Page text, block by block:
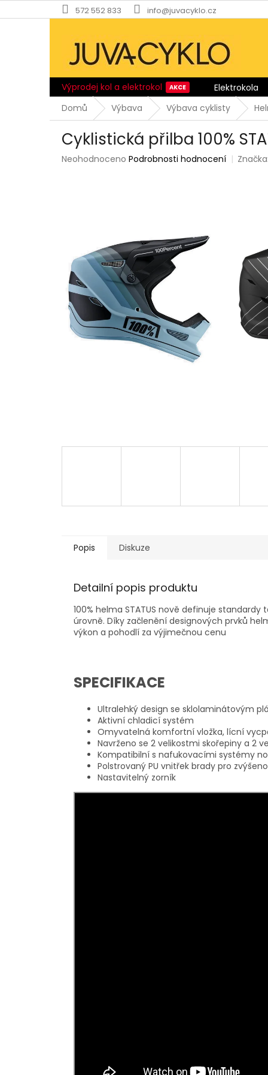
na
572 552 833 info@juvacyklo.cz
Výprodej kol a elektrokol Elektrokola
Domů
Výbava Výbava cyklisty
Cyklistická přilba 100%
Průměrné
Neohodnoceno Podrobnosti hodnocení
Popis Diskuze
Detailní popis produktu
100% helma STATUS nově definuje
úrovně. Díky začlenění designových prvků
výkon a pohodlí za výjimečnou cenu
SPECIFIKACE
Ultralehký design se sklolaminátovým
Aktivní chladicí systém
Omyvatelná komfortní vložka, lícní
Navrženo se 2 velikostmi skořepiny a 2
Kompatibilní s nafukovacími systémy
Polstrovaný PU vnitřek brady pro
Nastavitelný zorník